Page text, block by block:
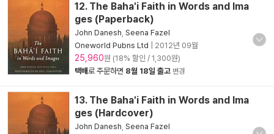
12. The Baha'i Faith in Words and Ima
ges (Paperback)
John Danesh Seena Fazel
Oneworld Pubns Ltd
2012년 09월
25,960원 (18% 할인 / 1,300원)
택배로 주문하면 8월 18일 출고 변경
13. The Baha'i Faith in Words and Ima
ges (Hardcover)
John Danesh Seena Fazel